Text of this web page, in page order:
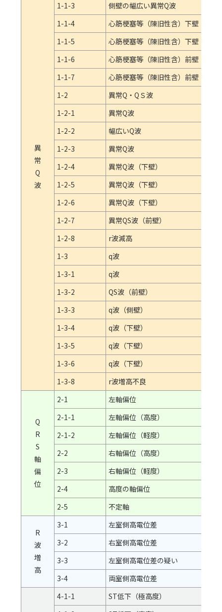
異
常
Q
波
1-1-3
側壁の幅広い異常Q波
1-1-4
心筋梗塞等（陳旧性含）下壁
1-1-5
心筋梗塞等（陳旧性含）下壁
1-1-6
心筋梗塞等（陳旧性含）前壁
1-1-7
心筋梗塞等（陳旧性含）前壁
1-2
異常Q・QＳ波
1-2-1
異常Q波
1-2-2
幅広いQ波
1-2-3
異常Q波
1-2-4
異常Q波（下壁）
1-2-5
異常Q波（下壁）
1-2-6
異常Q波（下壁）
1-2-7
異常QS波（前壁）
1-2-8
r波減高
1-3
q波
1-3-1
q波
1-3-2
QS波（前壁）
1-3-3
q波（側壁）
1-3-4
q波（下壁）
1-3-5
q波（下壁）
1-3-6
q波（下壁）
1-3-8
r波増高不良
Q
R
S
軸
偏
位
2-1
左軸偏位
2-1-1
左軸偏位（高度）
2-1-2
左軸偏位（軽度）
2-2
右軸偏位（高度）
2-3
右軸偏位（軽度）
2-4
高度の軸偏位
2-5
不定軸
R
波
増
高
3-1
左室側高電位差
3-2
右室側高電位差
3-3
左室側高電位差の疑い
3-4
両室側高電位差
4-1-1
ST低下（極高度）